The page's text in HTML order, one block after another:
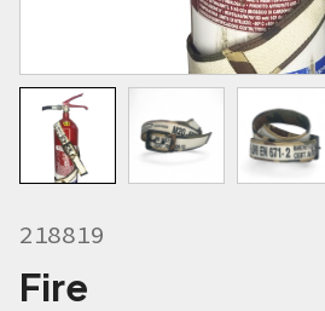
218819
Fire